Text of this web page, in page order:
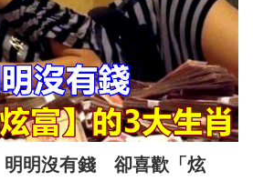
明明沒有錢 卻喜歡「炫